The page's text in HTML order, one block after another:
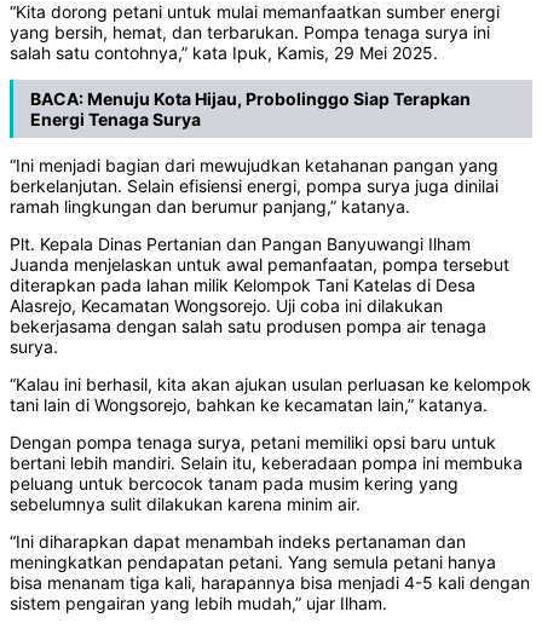
“Kita dorong petani untuk mulai memanfaatkan sumber energi
yang bersih, hemat, dan terbarukan. Pompa tenaga surya ini
salah satu contohnya,” kata Ipuk, Kamis, 29 Mei 2025.
BACA:Menuju Kota Hijau, Probolinggo Siap Terapkan
Energi Tenaga Surya
“Ini menjadi bagian dari mewujudkan ketahanan pangan yang
berkelanjutan. Selain efisiensi energi, pompa surya juga dinilai
ramah lingkungan dan berumur panjang,” katanya.
Plt. Kepala Dinas Pertanian dan Pangan Banyuwangi Ilham
Juanda menjelaskan untuk awal pemanfaatan, pompa tersebut
diterapkan pada lahan milik Kelompok Tani Katelas di Desa
Alasrejo, Kecamatan Wongsorejo. Uji coba ini dilakukan
bekerjasama dengan salah satu produsen pompa air tenaga
surya.
“Kalau ini berhasil, kita akan ajukan usulan perluasan ke kelompok
tani lain di Wongsorejo, bahkan ke kecamatan lain,” katanya.
Dengan pompa tenaga surya, petani memiliki opsi baru untuk
bertani lebih mandiri. Selain itu, keberadaan pompa ini membuka
peluang untuk bercocok tanam pada musim kering yang
sebelumnya sulit dilakukan karena minim air.
“Ini diharapkan dapat menambah indeks pertanaman dan
meningkatkan pendapatan petani. Yang semula petani hanya
bisa menanam tiga kali, harapannya bisa menjadi 4-5 kali dengan
sistem pengairan yang lebih mudah,” ujar Ilham.